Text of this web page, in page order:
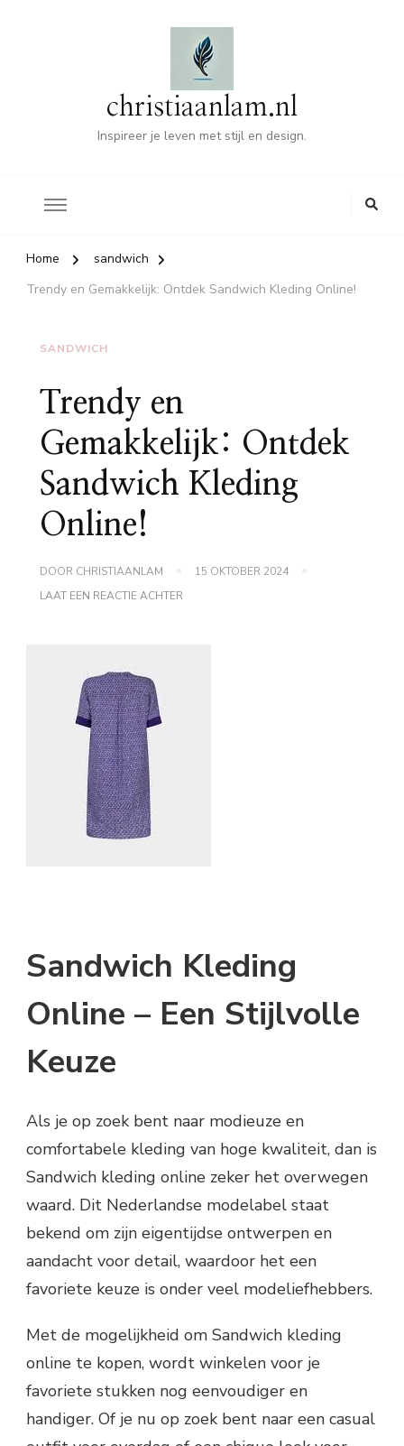
christiaanlam.nl
Inspireer je leven met stijl en design.
Home
sandwich
Trendy en Gemakkelijk: Ontdek Sandwich Kleding Online!
SANDWICH
Trendy en
Gemakkelijk: Ontdek
Sandwich Kleding
Online!
DOOR CHRISTIAANLAM
15 OKTOBER 2024
LAAT EEN REACTIE ACHTER
Sandwich Kleding
Online – Een Stijlvolle
Keuze
Als je op zoek bent naar modieuze en
comfortabele kleding van hoge kwaliteit, dan is
Sandwich kleding online zeker het overwegen
waard. Dit Nederlandse modelabel staat
bekend om zijn eigentijdse ontwerpen en
aandacht voor detail, waardoor het een
favoriete keuze is onder veel modeliefhebbers.
Met de mogelijkheid om Sandwich kleding
online te kopen, wordt winkelen voor je
favoriete stukken nog eenvoudiger en
handiger. Of je nu op zoek bent naar een casual